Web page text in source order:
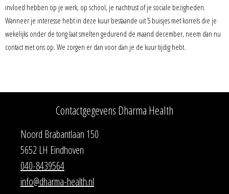
invloed hebben op je werk, op school, je nachtrust of je sociale bezigheden.
Wanneer je interesse hebt in deze kuur bestaande uit 5 buisjes met korrels die je
wekelijks onder de tong laat smelten gedurend de maand december, neem dan nu
contact met ons op. We zorgen er dan voor dan je de kuur tijdig hebt.
Contactgegevens Dharma Health
Noord Brabantlaan 150
5652 LH Eindhoven
040-8439564
info@dharma-health.nl